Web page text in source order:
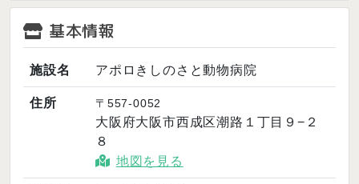
基本情報
施設名 アポロきしのさと動物病院
住所 〒557-0052
大阪府大阪市西成区潮路１丁目９−２
８
地図を見る